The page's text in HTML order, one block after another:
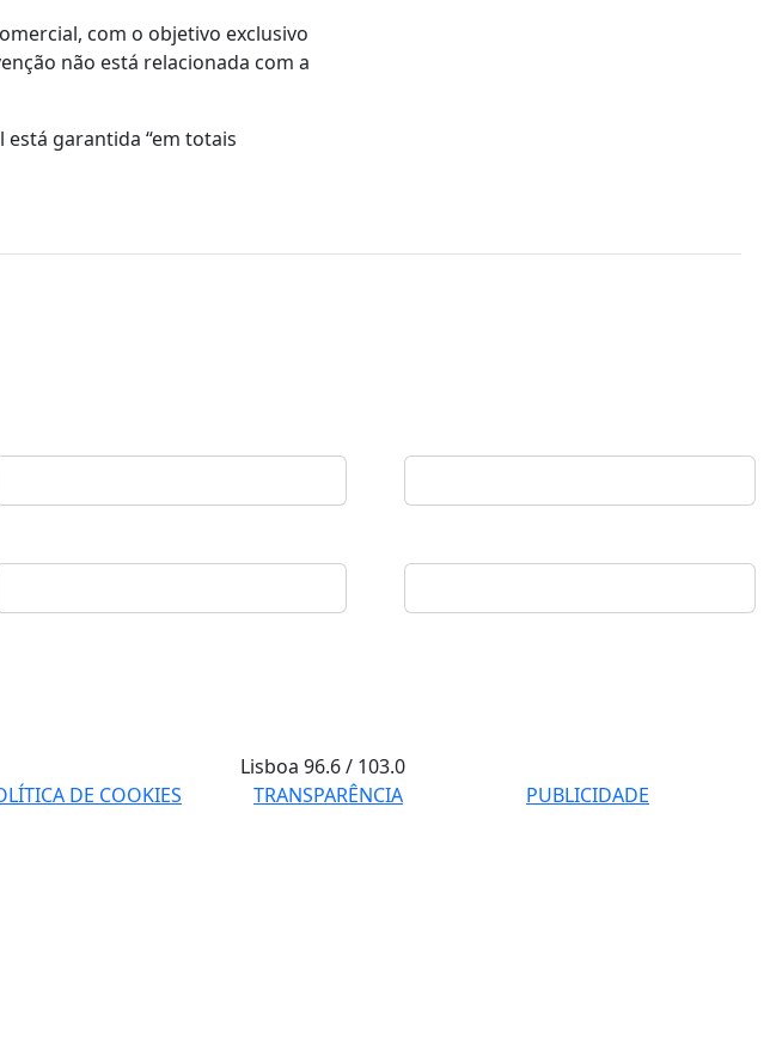
com o objetivo exclusivo
não está relacionada com a
garantida “em totais
Lisboa96.6 / 103.0
DE COOKIES TRANSPARÊNCIA
PUBLICIDADE